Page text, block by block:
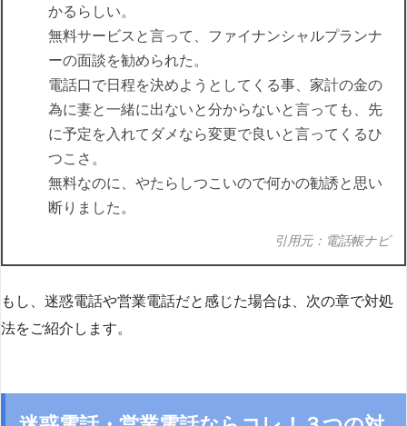
かるらしい。
無料サービスと言って、ファイナンシャルプランナ
ーの面談を勧められた。
電話口で日程を決めようとしてくる事、家計の金の
為に妻と一緒に出ないと分からないと言っても、先
に予定を入れてダメなら変更で良いと言ってくるひ
つこさ。
無料なのに、やたらしつこいので何かの勧誘と思い
断りました。
引用元：電話帳ナビ
もし、迷惑電話や営業電話だと感じた場合は、次の章で対処
法をご紹介します。